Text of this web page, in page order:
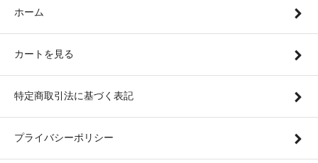
ホーム
カートを見る
特定商取引法に基づく表記
プライバシーポリシー